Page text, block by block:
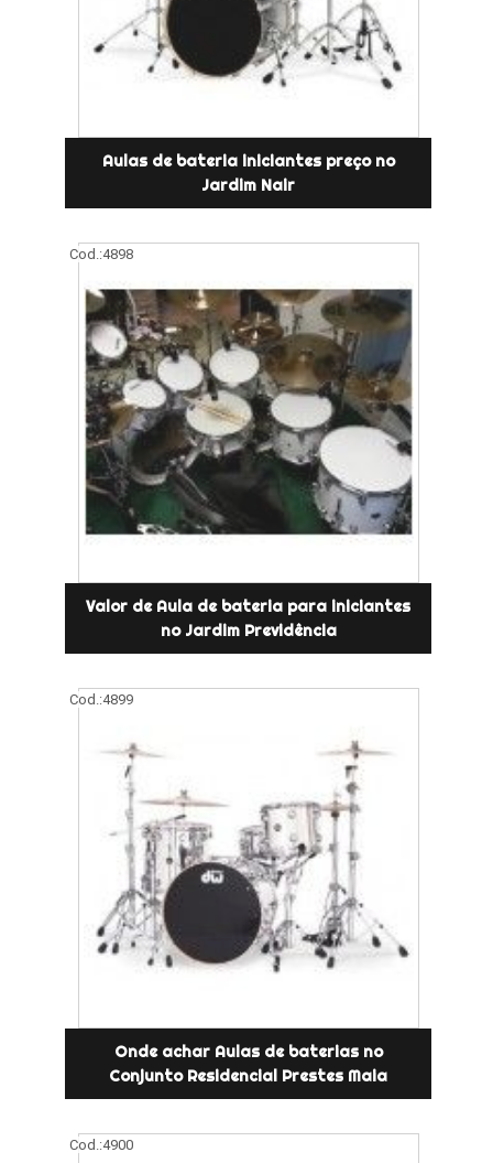
Aulas de bateria iniciantes preço no
Jardim Nair
Cod.:4898
Valor de Aula de bateria para iniciantes
no Jardim Previdência
Cod.:4899
Onde achar Aulas de baterias no
Conjunto Residencial Prestes Maia
Cod.:4900